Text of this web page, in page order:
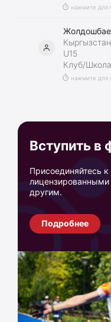
нажмите для
Кыргызстан
U15
Клуб/
нажмите для
Вступить
Присоединяйтесь
другим.
Подробнее